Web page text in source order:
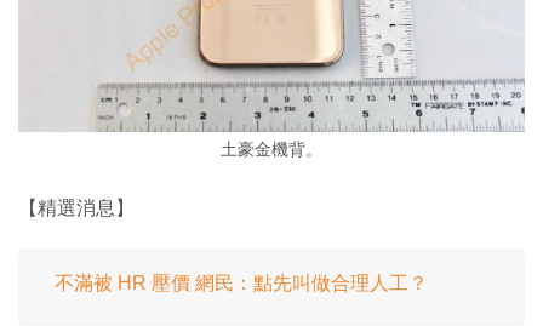
土豪金機背。
【精選消息】
不滿被 HR 壓價 網民：點先叫做合理人工？